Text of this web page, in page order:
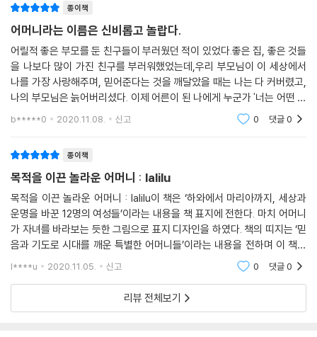
종이책
어머니라는 이름은 신비롭고 놀랍다.
어릴적 좋은 부모를 둔 친구들이 부러웠던 적이 있었다.좋은 집, 좋은 것들
을 나보다 많이 가진 친구를 부러워했었는데,우리 부모님이 이 세상에서
나를 가장 사랑해주며, 믿어준다는 것을 깨달았을 때는 나는 다 커버렸고,
나의 부모님은 늙어버리셨다. 이제 어른이 된 나에게 누군가 '너는 어떤 부
모냐'라고 묻는다면....내가 부러워했던 그 친구의 부모님처럼 내 아이 친구
b*****0 2020.11.08. 신고 0 댓글0
종이책
목적을 이끈 놀라운 어머니 : lalilu
목적을 이끈 놀라운 어머니 : lalilu이 책은 ‘하와에서 마리아까지, 세상과
운명을 바꾼 12명의 여성들’이라는 내용을 책 표지에 전한다. 마치 어머니
가 자녀를 바라보는 듯한 그림으로 표지 디자인을 하였다. 책의 띠지는 ‘믿
음과 기도로 시대를 깨운 특별한 어머니들’이라는 내용을 전하며 이 책이
미국 여신도회 추천필독서, 미국 종규 분야 스테디셀러, 황금대상 수상작
l****u 2020.11.05. 신고 0 댓글0
리뷰 전체보기